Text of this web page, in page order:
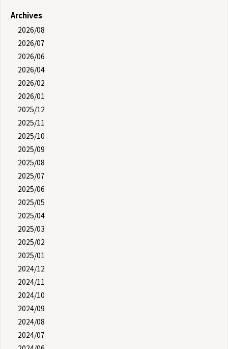
Archives
2026/08
2026/07
2026/06
2026/04
2026/02
2026/01
2025/12
2025/11
2025/10
2025/09
2025/08
2025/07
2025/06
2025/05
2025/04
2025/03
2025/02
2025/01
2024/12
2024/11
2024/10
2024/09
2024/08
2024/07